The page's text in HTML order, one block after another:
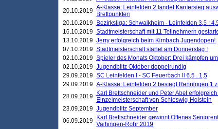
20.10.2019 A-Klasse: Leinfelden 2 landet Kantersieg
Brettpunkten
20.10.2019
Bezirksliga: Schwaikheim - Leinfelden 3,5 :
16.10.2019 Stadtmeisterschaft mit 11 Teilnehmern
13.10.2019 Jerry erfolgreich beim Kirnbach Jugendopen!
07.10.2019 Stadtmeisterschaft startet am Donnerstag !
02.10.2019 Spieler des Monats Oktober: Drei kämpfen
02.10.2019 Jugendblitz Oktober doppelrundig
29.09.2019 SC Leinfelden I - SC Feuerbach II 6,5 . 1,5
29.09.2019 A-Klasse: Leinfelden 2 besiegt Renningen 1
28.09.2019
Karl Brettschneider und Peter Abel
Einzelmeisterschaft von Schleswig-Holstein
23.09.2019 Jugendblitz September
06.09.2019
Karl Brettschneider gewinnt Offenes
Vaihingen-Rohr 2019